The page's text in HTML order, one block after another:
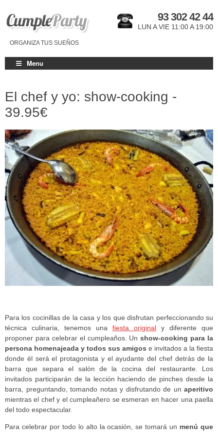
ORGANIZA TUS SUEÑOS
93 302 42 44
LUN A VIE 11:00 A 19:00
Menu
El chef y yo: show-cooking -
39.95€
Para los cocinillas de la casa y los que disfrutan perfeccionando su
técnica culinaria, tenemos una fiesta original y diferente que
proponer para celebrar el cumpleaños. Unshow-cooking para la
persona homenajeada y todos sus amigos e invitados a la fiesta
donde él será el protagonista y el ayudante del chef detrás de la
barra que separa el salón de la cocina del restaurante. Los
invitados participarán de la lección haciendo de pinches desde la
barra, preguntando, tomando notas y disfrutando de un aperitivo
mientras el chef y el cumpleañero se esmeran en hacer una paella
del todo espectacular.
Para celebrar por todo lo alto la ocasión, se tomará un menú que